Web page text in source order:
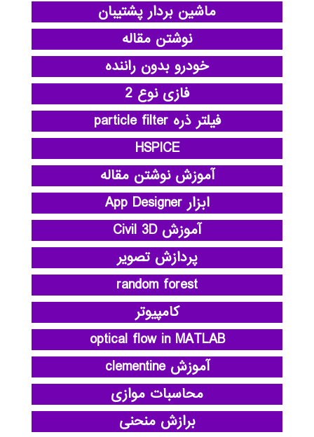
ماشین بردار پشتیبان
نوشتن مقاله
خودرو بدون راننده
فازی نوع 2
فیلتر ذره particle filter
HSPICE
آموزش نوشتن مقاله
ابزار App Designer
آموزش Civil 3D
پردازش تصویر
random forest
کامپیوتر
optical flow in MATLAB
آموزش clementine
محاسبات موازی
برازش منحنی